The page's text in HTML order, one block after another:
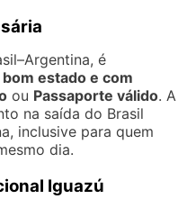
é
bom estado e com
ou Passaporte válido. A
na saída do Brasil
inclusive para quem
dia.
Iguazú